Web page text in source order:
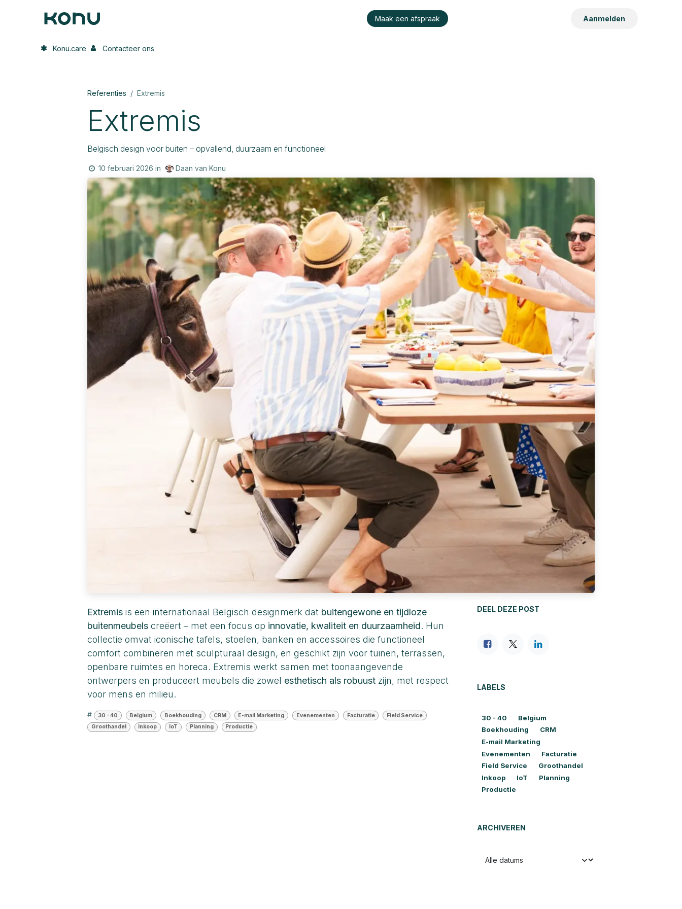
Maak een afspraak Aanmelden
Konu.care Contacteer ons
Referenties Extremis
Extremis
Belgisch design voor buiten – opvallend, duurzaam en functioneel
10 februari 2026 in Daan van Konu
Extremis is een internationaal Belgisch designmerk dat buitengewone en tijdloze
buitenmeubels creëert – met een focus op innovatie, kwaliteit en duurzaamheid. Hun
collectie omvat iconische tafels, stoelen, banken en accessoires die functioneel
comfort combineren met sculpturaal design, en geschikt zijn voor tuinen, terrassen,
openbare ruimtes en horeca. Extremis werkt samen met toonaangevende
ontwerpers en produceert meubels die zowel esthetisch als robuust zijn, met respect
voor mens en milieu.
# 30 - 40 Belgium Boekhouding CRM E-mail Marketing Evenementen Facturatie
Field Service
Groothandel
Inkoop IoT Planning Productie
DEEL DEZE POST
LABELS
30 - 40
Belgium
Boekhouding
CRM
E-mail Marketing
Evenementen
Facturatie
Field Service
Groothandel
Inkoop
IoT
Planning
Productie
ARCHIVEREN